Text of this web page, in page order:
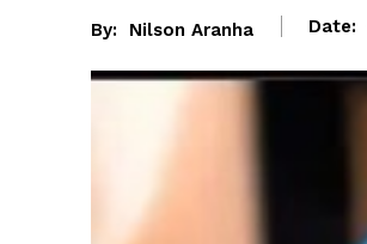
By: Nilson Aranha Date: